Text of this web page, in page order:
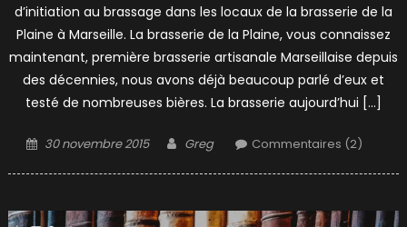
d’initiation au brassage dans les locaux de la brasserie de la
Plaine à Marseille. La brasserie de la Plaine, vous connaissez
maintenant, première brasserie artisanale Marseillaise depuis
des décennies, nous avons déjà beaucoup parlé d’eux et
testé de nombreuses bières. La brasserie aujourd’hui […]
Posted
30 novembre 2015 Author
Greg Commentaires (2)